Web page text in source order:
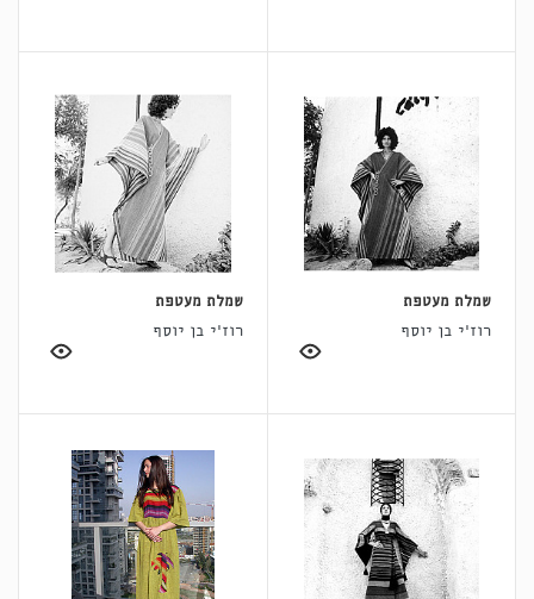
שמלת מעטפת
רוז'י בן יוסף
שמלת מעטפת
רוז'י בן יוסף